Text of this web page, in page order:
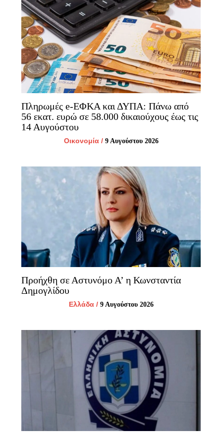
Πληρωμές e-ΕΦΚΑ και ΔΥΠΑ: Πάνω από
56 εκατ. ευρώ σε 58.000 δικαιούχους έως τις
14 Αυγούστου
Οικονομία/ 9 Αυγούστου 2026
Προήχθη σε Αστυνόμο Α’ η Κωνσταντία
Δημογλίδου
Ελλάδα/ 9 Αυγούστου 2026